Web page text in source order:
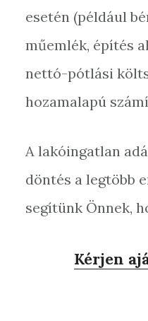
esetén (például
műemlék, építés
nettó-pótlási
hozamalapú
A lakóingatlan
döntés a legtöbb
segítünk Önnek,
Kérjen